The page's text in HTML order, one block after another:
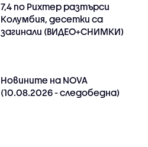
7,4 по Рихтер разтърси
Колумбия, десетки са
загинали (ВИДЕО+СНИМКИ)
Новините на NOVA
(10.08.2026 - следобедна)